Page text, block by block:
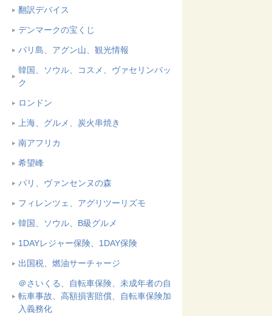
翻訳デバイス
デンマークの宝くじ
バリ島、アグン山、観光情報
韓国、ソウル、コスメ、ヴァセリンパッ
ク
ロンドン
上海、グルメ、炭火串焼き
南アフリカ
希望峰
パリ、ヴァンセンヌの森
フィレンツェ、アグリツーリズモ
韓国、ソウル、B級グルメ
1DAYレジャー保険、1DAY保険
出国税、燃油サーチャージ
＠さいくる、自転車保険、未成年者の自
転車事故、高額損害賠償、自転車保険加
入義務化